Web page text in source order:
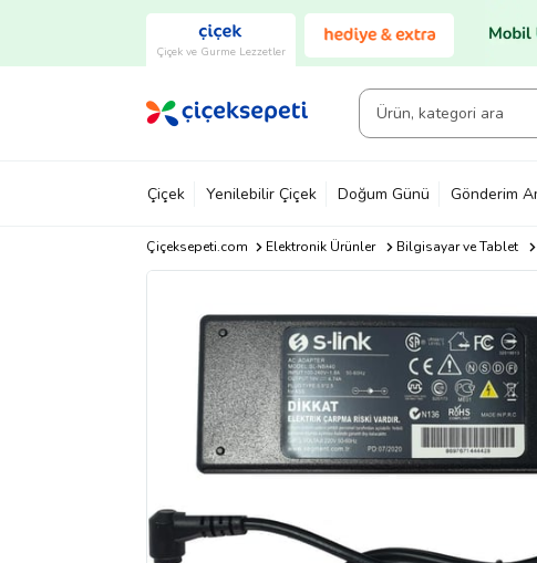
Çiçek ve Gurme Lezzetler
Çiçek Yenilebilir Çiçek Doğum Günü Gönderim
Çiçeksepeti.com Elektronik Ürünler Bilgisayar ve Tablet